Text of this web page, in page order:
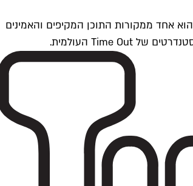
Time Outתל אביב הוא חלק מרשת Time Out Global — רשת מדיה בינלאומית הפועלת ב-360 ערים מרכזיות וב-60 מדינות ברחבי העולם. Time Out הוא אחד ממקורות התוכן המקיפים והאמינים